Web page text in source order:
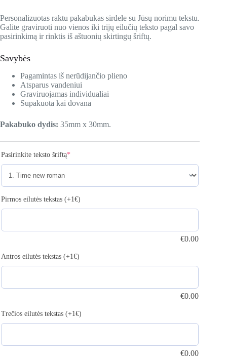
Personalizuotas raktu pakabukas sirdele su Jūsų norimu tekstu.
Galite graviruoti nuo vienos iki trijų eilučių teksto pagal savo
pasirinkimą ir rinktis iš aštuonių skirtingų šriftų.
Savybės
Pagamintas iš nerūdijančio plieno
Atsparus vandeniui
Graviruojamas individualiai
Supakuota kai dovana
Pakabuko dydis: 35mm x 30mm.
Pasirinkite teksto šriftą*
Pirmos eilutės tekstas (+1€)
€0.00
Antros eilutės tekstas (+1€)
€0.00
Trečios eilutės tekstas (+1€)
€0.00